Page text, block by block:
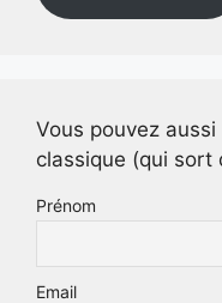
Vous pouvez
classique (qui sort
Prénom
Email